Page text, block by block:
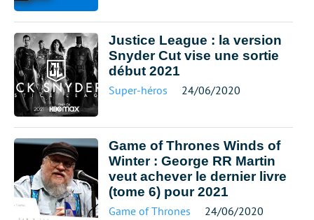
Justice League : la version
Snyder Cut vise une sortie
début 2021
Super-héros 24/06/2020
Game of Thrones Winds of
Winter : George RR Martin
veut achever le dernier livre
(tome 6) pour 2021
Game of Thrones 24/06/2020